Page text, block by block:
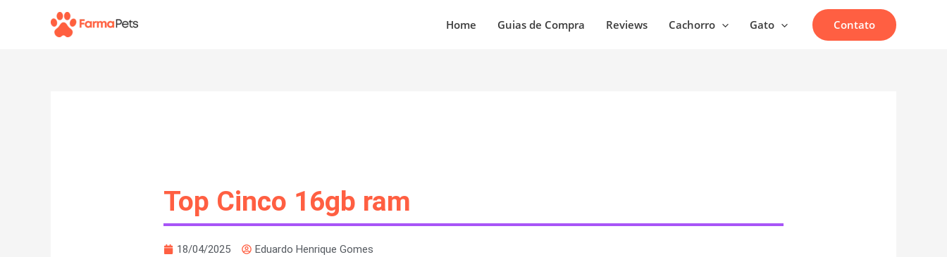
Home Guias de Compra Reviews Cachorro Gato Contato
Top Cinco 16gb ram
18/04/2025 Eduardo Henrique Gomes